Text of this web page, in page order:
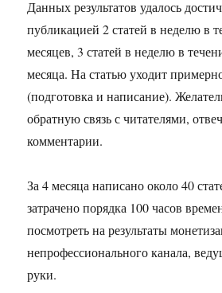
Данных результатов удалось
публикацией 2 статей в неделю в
месяцев, 3 статей в неделю в
месяца. На статью уходит
(подготовка и написание).
обратную связь с читателями,
комментарии.
За 4 месяца написано около 40
затрачено порядка 100 часов
посмотреть на результаты
непрофессионального канала,
руки.